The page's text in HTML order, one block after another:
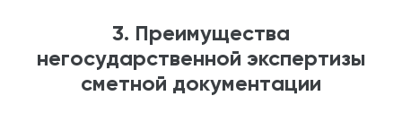
3. Преимущества
негосударственной экспертизы
сметной документации